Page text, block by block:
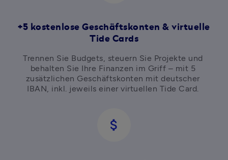
+5 kostenlose Geschäftskonten & virtuelle
Tide Cards
Trennen Sie Budgets, steuern Sie Projekte und
behalten Sie Ihre Finanzen im Griff – mit 5
zusätzlichen Geschäftskonten mit deutscher
IBAN, inkl. jeweils einer virtuellen Tide Card.
attach_money